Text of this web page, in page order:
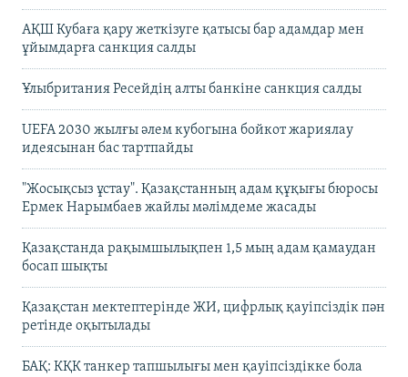
АҚШ Кубаға қару жеткізуге қатысы бар адамдар мен
ұйымдарға санкция салды
Ұлыбритания Ресейдің алты банкіне санкция салды
UEFA 2030 жылғы әлем кубогына бойкот жариялау
идеясынан бас тартпайды
"Жосықсыз ұстау". Қазақстанның адам құқығы бюросы
Ермек Нарымбаев жайлы мәлімдеме жасады
Қазақстанда рақымшылықпен 1,5 мың адам қамаудан
босап шықты
Қазақстан мектептерінде ЖИ, цифрлық қауіпсіздік пән
ретінде оқытылады
БАҚ: КҚК танкер тапшылығы мен қауіпсіздікке бола